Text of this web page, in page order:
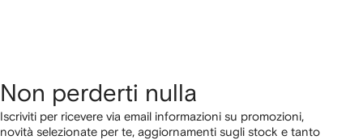
Non perderti nulla
Iscriviti per ricevere via email informazioni su promozioni,
novità selezionate per te, aggiornamenti sugli stock e tanto